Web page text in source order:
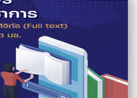
กิจทางศาสนา สำหรับนักศึกษาและ
ติศาสนกิจทางศาสนา ณ ห้อง
สมุด
อ่านเพิ่มเติม